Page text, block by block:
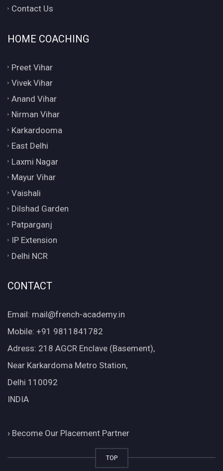
Contact Us
HOME COACHING
Preet Vihar
Vivek Vihar
Anand Vihar
Nirman Vihar
Karkardooma
East Delhi
Laxmi Nagar
Mayur Vihar
Vaishali
Dilshad Garden
Patparganj
IP Extension
Delhi NCR
CONTACT
Email: mail@french-academy.in
Mobile: +91 9811841782
Adress: 218 AGCR Enclave (Basement),
Near Karkardoma Metro Station,
Delhi 110092
INDIA
› Become Our Placement Partner
TOP